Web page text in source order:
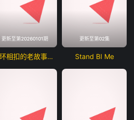
更新至第20260101期
环环相扣的老故事第四季
更新至第02集
Stand BI Me